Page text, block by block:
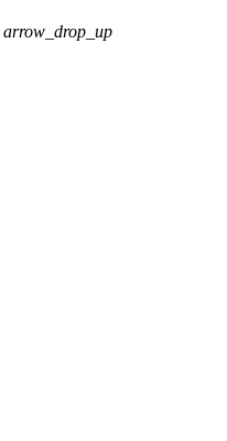
arrow_drop_up